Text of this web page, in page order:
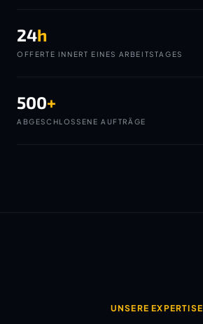
24h
OFFERTE INNERT EINES ARBEITSTAGES
500+
ABGESCHLOSSENE AUFTRÄGE
UNSERE EXPERTISE